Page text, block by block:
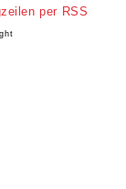
per RSS